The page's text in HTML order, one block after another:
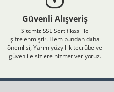
Güvenli Alışveriş
Sitemiz SSL Sertifikası ile
şifrelenmiştir. Hem bundan daha
önemlisi, Yarım yüzyıllık tecrübe ve
güven ile sizlere hizmet veriyoruz.